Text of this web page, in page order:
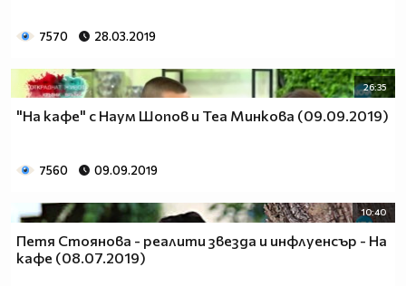
7570 28.03.2019
26:35
"На кафе" с Наум Шопов и Теа Минкова (09.09.2019)
7560 09.09.2019
10:40
Петя Стоянова - реалити звезда и инфлуенсър - На
кафе (08.07.2019)